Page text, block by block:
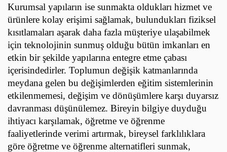
Kurumsal yapıların ise sunmakta oldukları hizmet ve
ürünlere kolay erişimi sağlamak, bulundukları fiziksel
kısıtlamaları aşarak daha fazla müşteriye ulaşabilmek
için teknolojinin sunmuş olduğu bütün imkanları en
etkin bir şekilde yapılarına entegre etme çabası
içerisindedirler. Toplumun değişik katmanlarında
meydana gelen bu değişimlerden eğitim sistemlerinin
etkilenmemesi, değişim ve dönüşümlere karşı duyarsız
davranması düşünülemez. Bireyin bilgiye duyduğu
ihtiyacı karşılamak, öğretme ve öğrenme
faaliyetlerinde verimi artırmak, bireysel farklılıklara
göre öğretme ve öğrenme alternatifleri sunmak,